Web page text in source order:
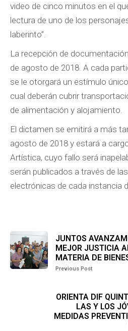
video de cinco minutos en el
lectura de uno de los
laberinto”.
La recepción de
de agosto de 2018. A cada
se le otorgará un estímulo
cual deberán cubrir
de alimentación y alojamiento.
El dictamen se emitirá a más
agosto de 2018 y estará a
Artística, cuyo fallo será
serán publicados a través de
electrónicas de cada instancia
JUNTOS
MEJOR JUSTICIA
MATERIA DE
Previous Post
ORIENTA DIF
LAS Y LOS
MEDIDAS